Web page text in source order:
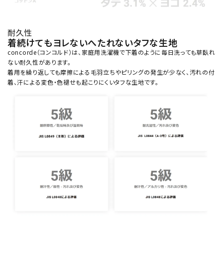
耐久性
着続けてもヨレないへたれないタフな生地
concorde（コンコルド）は、家庭用洗濯機で下着のように毎日洗っても草臥れ
ない耐久性があります。
着用を繰り返しても摩擦による毛羽立ちやピリングの発生が少なく、汚れの付
着、汗による変色・色褪せも起こりにくいタフな生地です。